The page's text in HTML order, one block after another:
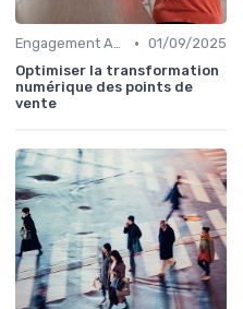
Engagement Acheteurs • 01/09/2025
Optimiser la transformation
numérique des points de
vente